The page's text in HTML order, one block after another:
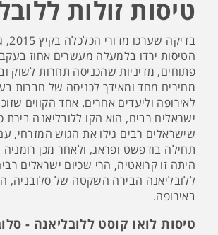
טיסות זולות
הטיסות ירדו בלמעלה מעשרים אחוז
פתוחים, מדיניות שהכניסה תחרות לשוק
מחירים מחד ומאידך לכניסה של חברות
לאירופה וליעדים אחרים. אחד הקווים
ישראלים רבים, הוא הקו ללובליאנה בירת
שישראלים רבים גילו את הגוש המזרחי,
תחילה בודפשט ופראג, ולאחר מכן
היתה זו קרואטיה, הרי שכיום ישראלים
ללובליאנה הבירה השקטה של סלובניה,
באירופה.
טיסות לואו קוסט ללובליאנה -